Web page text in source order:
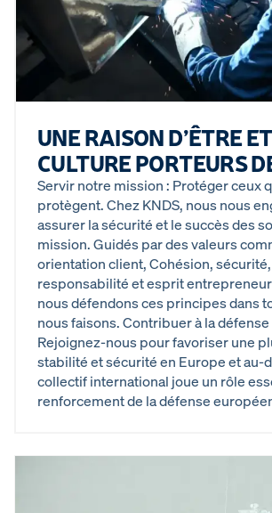
UNE RAISON D’ÊTRE
CULTURE PORTEURS
Servir notre mission : Protéger ceux
protègent. Chez KNDS, nous nous
assurer la sécurité et le succès des
mission. Guidés par des valeurs
orientation client, Cohésion, sécurité,
responsabilité et esprit
nous défendons ces principes dans
nous faisons. Contribuer à la
Rejoignez-nous pour favoriser une
stabilité et sécurité en Europe et au-
collectif international joue un rôle
renforcement de la défense